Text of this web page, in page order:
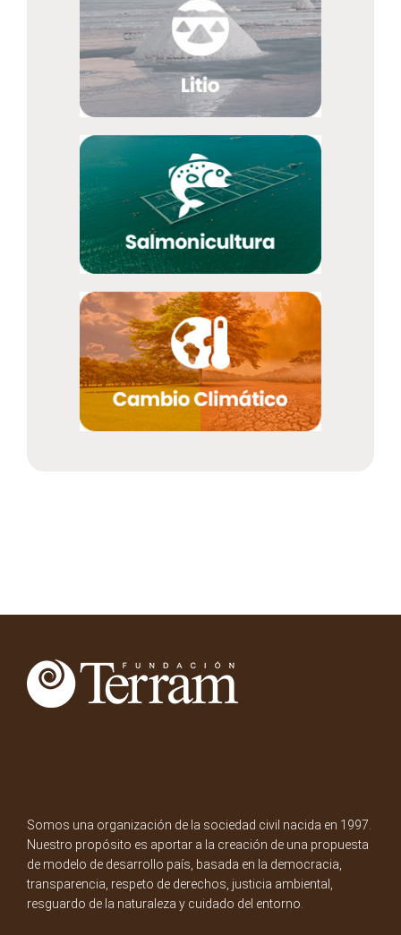
Somos una organización de la sociedad civil nacida en 1997.
Nuestro propósito es aportar a la creación de una propuesta
de modelo de desarrollo país, basada en la democracia,
transparencia, respeto de derechos, justicia ambiental,
resguardo de la naturaleza y cuidado del entorno.